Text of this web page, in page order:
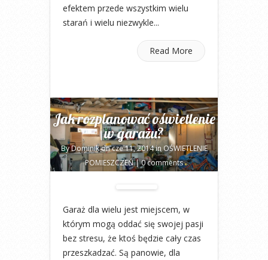
efektem przede wszystkim wielu
starań i wielu niezwykle...
Read More
Jak rozplanować oświetlenie
w garażu?
ByDominikon cze 11, 2014 inOŚWIETLENIE
POMIESZCZEŃ|0 comments
Garaż dla wielu jest miejscem, w
którym mogą oddać się swojej pasji
bez stresu, że ktoś będzie cały czas
przeszkadzać. Są panowie, dla